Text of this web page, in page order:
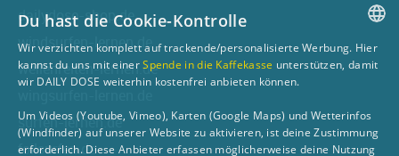
dailydose-shop.de
windsurfen-lernen.de
wellenreiten-lernen.de
surfen-lernen.de
foilsurfen.de
GERMAN
Du hast die Cookie-Kontrolle
Wir verzichten komplett auf trackende/personalisierte Werbung. Hier
kannst du uns mit einerSpende in die Kaffekasse unterstützen, damit
wir DAILY DOSE weiterhin kostenfrei anbieten können.
Um Videos (Youtube, Vimeo), Karten (Google Maps) und Wetterinfos
(Windfinder) auf unserer Website zu aktivieren, ist deine Zustimmung
erforderlich. Diese Anbieter erfassen möglicherweise deine Nutzung